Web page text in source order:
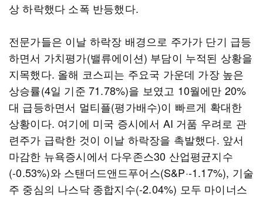
상 하락했다 소폭 반등했다.
전문가들은 이날 하락장 배경으로 주가가 단기 급등
하면서 가치평가(밸류에이션) 부담이 누적된 상황을
지목했다. 올해 코스피는 주요국 가운데 가장 높은
상승률(4일 기준 71.78%)을 보였고 10월에만 20%
대 급등하면서 멀티플(평가배수)이 빠르게 확대한
상황이다. 여기에 미국 증시에서 AI 거품 우려로 관
련주가 급락한 것이 이날 하락장을 촉발했다. 앞서
마감한 뉴욕증시에서 다우존스30 산업평균지수
(-0.53%)와 스탠더드앤드푸어스(S&P·-1.17%), 기술
주 중심의 나스닥 종합지수(-2.04%) 모두 마이너스